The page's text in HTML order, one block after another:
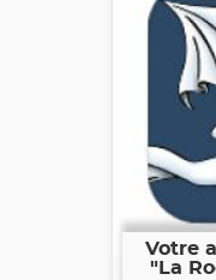
Votre
"La